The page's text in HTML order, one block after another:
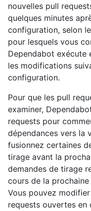
nouvelles pull
quelques minutes
configuration, selon
pour lesquels vous
Dependabot exécute
les modifications
configuration.
Pour que les pull
examiner,
requests pour
dépendances vers la
fusionnez certaines
tirage avant la
demandes de tirage
cours de la prochaine
Vous pouvez
requests ouvertes en